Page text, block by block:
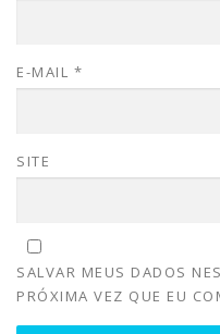
E-MAIL *
SITE
SALVAR MEUS DADOS
PRÓXIMA VEZ QUE EU